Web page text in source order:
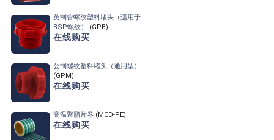
英制管螺纹塑料堵头 （适用于
BSP螺纹）
(GPB)
在线购买
公制螺纹塑料堵头（通用型）
(GPM)
在线购买
高温聚脂片卷 (MCD-PE)
在线购买